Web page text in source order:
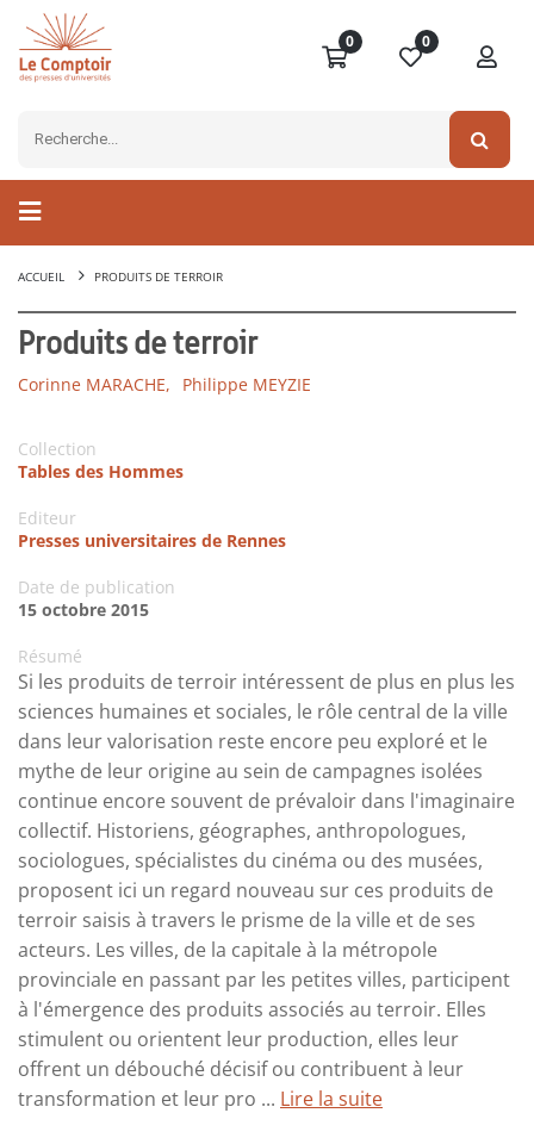
0 0
ACCUEIL PRODUITS DE TERROIR
Produits de terroir
Corinne MARACHE, Philippe MEYZIE
Collection
Tables des Hommes
Editeur
Presses universitaires de Rennes
Date de publication
15 octobre 2015
Résumé
Si les produits de terroir intéressent de plus en plus les
sciences humaines et sociales, le rôle central de la ville
dans leur valorisation reste encore peu exploré et le
mythe de leur origine au sein de campagnes isolées
continue encore souvent de prévaloir dans l'imaginaire
collectif. Historiens, géographes, anthropologues,
sociologues, spécialistes du cinéma ou des musées,
proposent ici un regard nouveau sur ces produits de
terroir saisis à travers le prisme de la ville et de ses
acteurs. Les villes, de la capitale à la métropole
provinciale en passant par les petites villes, participent
à l'émergence des produits associés au terroir. Elles
stimulent ou orientent leur production, elles leur
offrent un débouché décisif ou contribuent à leur
transformation et leur pro ... Lire la suite